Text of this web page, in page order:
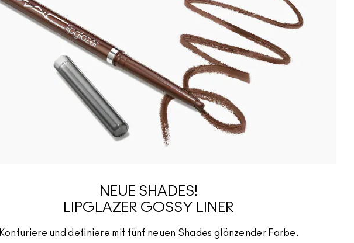
NEUE SHADES!
LIPGLAZER GOSSY LINER
Konturiere und definiere mit fünf neuen Shades glänzender Farbe.